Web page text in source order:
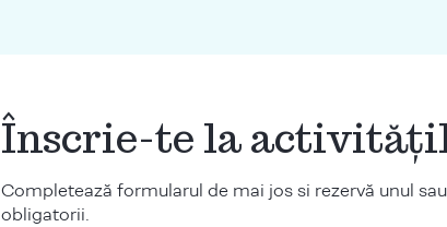
Înscrie-te la
Completează formularul de mai jos si rezervă unul
obligatorii.